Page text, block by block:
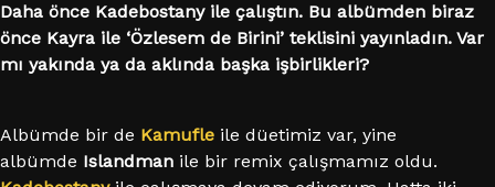
Daha önce Kadebostany ile çalıştın. Bu albümden biraz
önce Kayra ile ‘Özlesem de Birini’ teklisini yayınladın. Var
mı yakında ya da aklında başka işbirlikleri?
Albümde bir de Kamufle ile düetimiz var, yine
albümde Islandman ile bir remix çalışmamız oldu.